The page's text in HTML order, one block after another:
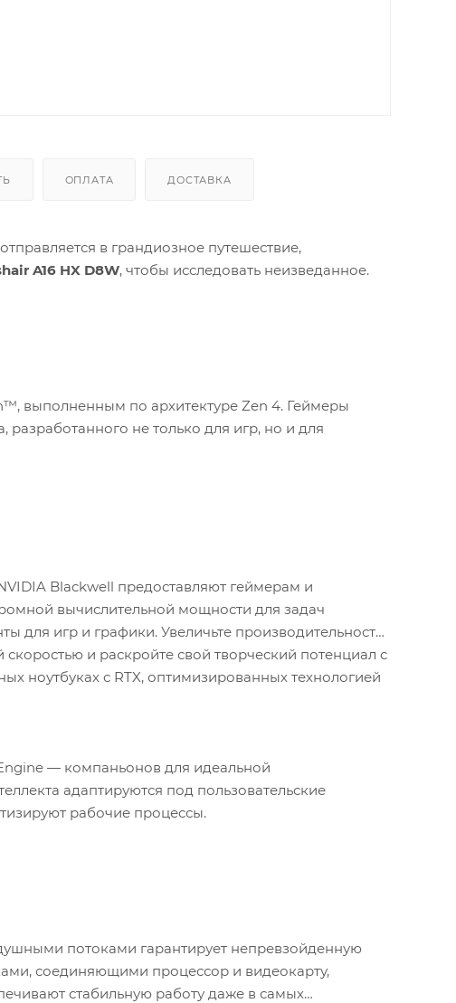
ОПЛАТА ДОСТАВКА
в грандиозное путешествие,
A16 HX D8W, чтобы исследовать неизведанное.
выполненным по архитектуре Zen 4. Геймеры
не только для игр, но и для
Blackwell предоставляют геймерам и
вычислительной мощности для задач
для игр и графики. Увеличьте производительность
и раскройте свой творческий потенциал с
ноутбуках с RTX, оптимизированных технологией
— компаньонов для идеальной
адаптируются под пользовательские
рабочие процессы.
потоками гарантирует непревзойденную
соединяющими процессор и видеокарту,
стабильную работу даже в самых